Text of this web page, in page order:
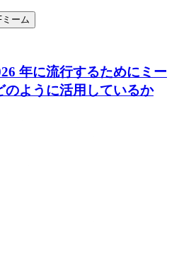
ーム
年に流行するためにミー
のように活用しているか